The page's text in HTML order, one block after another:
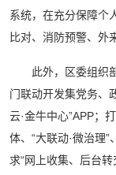
系统，在充分保障个
比对、消防预警、外
此外，区委组织
门联动开发集党务、
云·金牛中心”APP；
体、“大联动·微治理
求“网上收集、后台